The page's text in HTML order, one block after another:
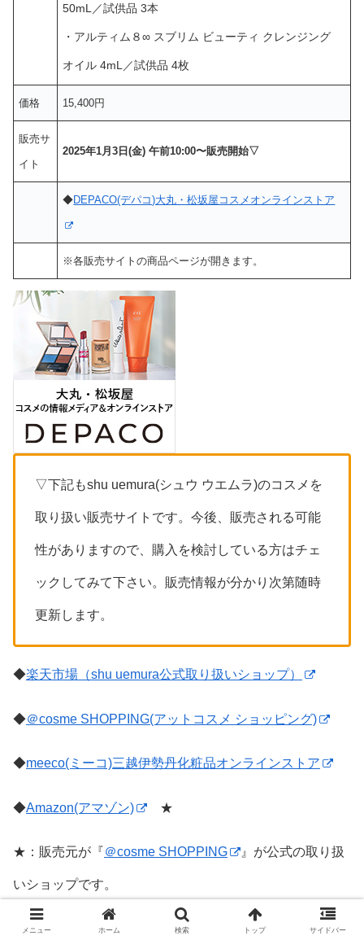
50mL／試供品 3本
・アルティム８∞ スブリム ビューティ クレンジング
オイル 4mL／試供品 4枚
価格 15,400円
販売サ
イト
2025年1月3日(金) 午前10:00〜販売開始▽
◆DEPACO(デパコ)大丸・松坂屋コスメオンラインストア
※各販売サイトの商品ページが開きます。
▽下記もshu uemura(シュウ ウエムラ)のコスメを
取り扱い販売サイトです。今後、販売される可能
性がありますので、購入を検討している方はチェ
ックしてみて下さい。販売情報が分かり次第随時
更新します。
◆楽天市場（shu uemura公式取り扱いショップ）
◆＠cosme SHOPPING(アットコスメ ショッピング)
◆meeco(ミーコ)三越伊勢丹化粧品オンラインストア
◆Amazon(アマゾン) ★
★：販売元が『＠cosme SHOPPING 』が公式の取り扱
いショップです。
※各販売サイトのブランドページが開きます。
メニュー ホーム 検索 トップ サイドバー